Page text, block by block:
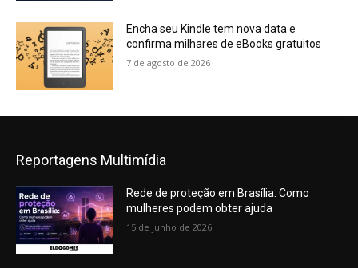
Encha seu Kindle tem nova data e
confirma milhares de eBooks gratuitos
7 de agosto de 2026
Reportagens Multimídia
Rede de proteção em Brasília: Como
mulheres podem obter ajuda
15 de junho de 2026